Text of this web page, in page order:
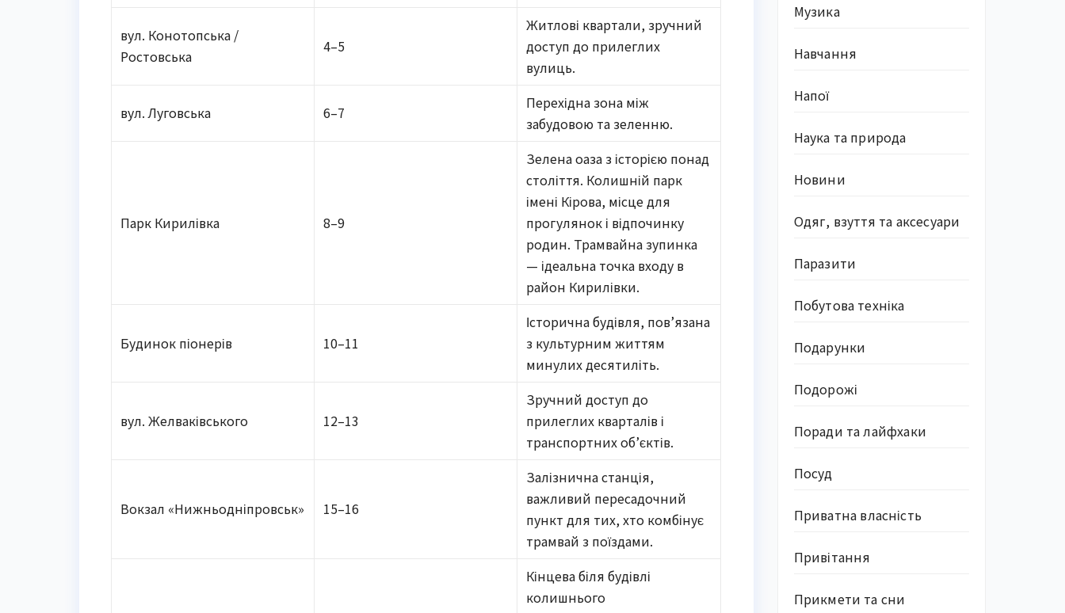
вул. Конотопська /
Ростовська
4–5
Житлові квартали, зручний
доступ до прилеглих
вулиць.
вул. Луговська 6–7
Перехідна зона між
забудовою та зеленню.
Парк Кирилівка 8–9
Зелена оаза з історією понад
століття. Колишній парк
імені Кірова, місце для
прогулянок і відпочинку
родин. Трамвайна зупинка
— ідеальна точка входу в
район Кирилівки.
Будинок піонерів 10–11
Історична будівля, пов’язана
з культурним життям
минулих десятиліть.
вул. Желваківського 12–13
Зручний доступ до
прилеглих кварталів і
транспортних об’єктів.
Вокзал «Нижньодніпровськ» 15–16
Залізнична станція,
важливий пересадочний
пункт для тих, хто комбінує
трамвай з поїздами.
Кінцева біля будівлі
колишнього
Музика
Навчання
Напої
Наука та природа
Новини
Одяг, взуття та аксесуари
Паразити
Побутова техніка
Подарунки
Подорожі
Поради та лайфхаки
Посуд
Приватна власність
Привітання
Прикмети та сни